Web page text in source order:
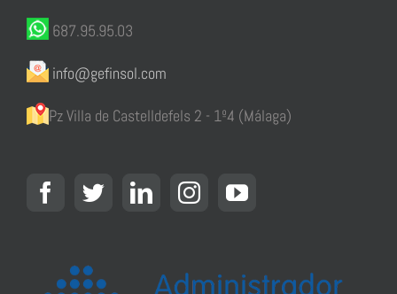
687.95.95.03
info@gefinsol.com
Pz Villa de Castelldefels 2 - 1º4 (Málaga)